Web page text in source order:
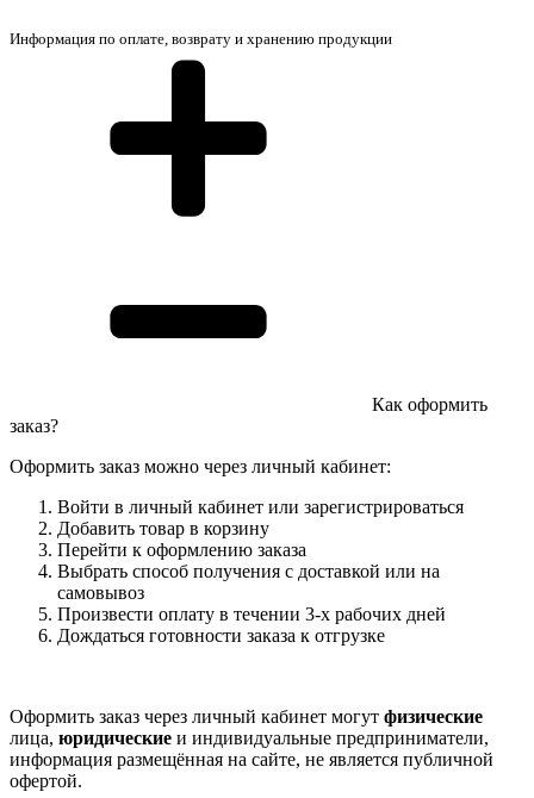
Информация по оплате, возврату и хранению продукции
Как оформить
заказ?
Оформить заказ можно через личный кабинет:
Войти в личный кабинет или зарегистрироваться
Добавить товар в корзину
Перейти к оформлению заказа
Выбрать способ получения с доставкой или на
самовывоз
Произвести оплату в течении 3-х рабочих дней
Дождаться готовности заказа к отгрузке
Оформить заказ через личный кабинет могут физические
лица, юридические и индивидуальные предприниматели,
информация размещённая на сайте, не является публичной
офертой.